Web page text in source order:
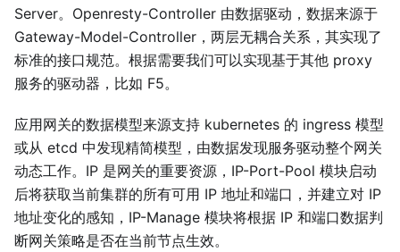
Server。Openresty-Controller 由数据驱动，数据来源于
Gateway-Model-Controller，两层无耦合关系，其实现了
标准的接口规范。根据需要我们可以实现基于其他 proxy
服务的驱动器，比如 F5。
应用网关的数据模型来源支持 kubernetes 的 ingress 模型
或从 etcd 中发现精简模型，由数据发现服务驱动整个网关
动态工作。IP 是网关的重要资源，IP-Port-Pool 模块启动
后将获取当前集群的所有可用 IP 地址和端口，并建立对 IP
地址变化的感知，IP-Manage 模块将根据 IP 和端口数据判
断网关策略是否在当前节点生效。